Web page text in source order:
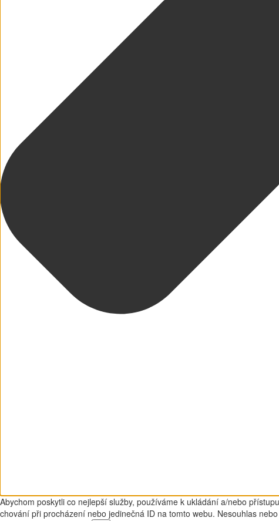
Abychom poskytli co nejlepší služby, používáme k ukládání a/nebo
chování při procházení nebo jedinečná ID na tomto webu. Nesouhlas